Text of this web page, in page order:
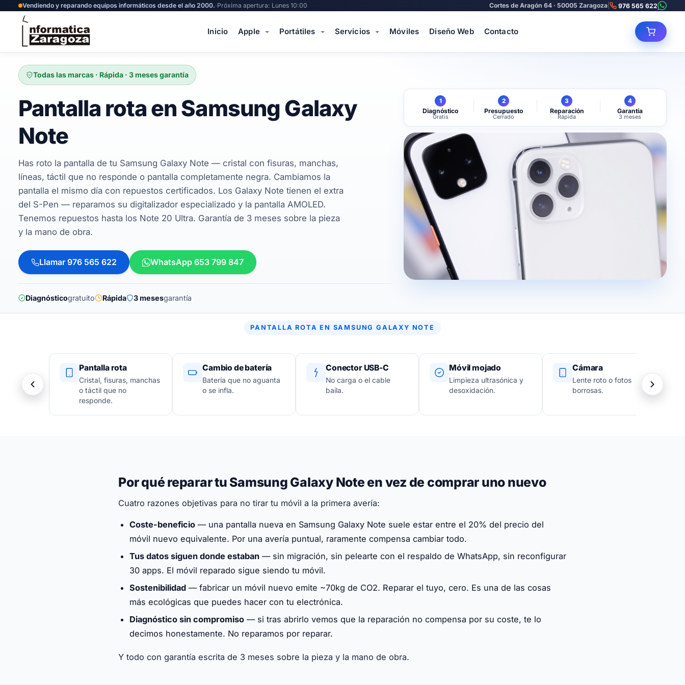
Vendiendo y reparando equipos informáticos desde el año 2000.·Próxima apertura: Lunes 10:00 Cortes de Aragón 64 · 50005 Zaragoza 976 565 622
Inicio Apple Portátiles Servicios Móviles Diseño Web Contacto
Todas las marcas · Rápida · 3 meses garantía
Pantalla rota en Samsung Galaxy
Note
Has roto la pantalla de tu Samsung Galaxy Note — cristal con fisuras, manchas,
líneas, táctil que no responde o pantalla completamente negra. Cambiamos la
pantalla el mismo día con repuestos certificados. Los Galaxy Note tienen el extra
del S-Pen — reparamos su digitalizador especializado y la pantalla AMOLED.
Tenemos repuestos hasta los Note 20 Ultra. Garantía de 3 meses sobre la pieza
y la mano de obra.
Llamar 976 565 622 WhatsApp 653 799 847
Diagnósticogratuito Rápida 3 mesesgarantía
1
Diagnóstico
Gratis
2
Presupuesto
Cerrado
3
Reparación
Rápida
4
Garantía
3 meses
PANTALLA ROTA EN SAMSUNG GALAXY NOTE
Pantalla rota
Cristal, fisuras, manchas
o táctil que no
responde.
Cambio de batería
Batería que no aguanta
o se infla.
Conector USB-C
No carga o el cable
baila.
Móvil mojado
Limpieza ultrasónica y
desoxidación.
Cámara
Lente roto o fotos
borrosas.
Por qué reparar tu Samsung Galaxy Note en vez de comprar uno nuevo
Cuatro razones objetivas para no tirar tu móvil a la primera avería:
Coste-beneficio — una pantalla nueva en Samsung Galaxy Note suele estar entre el 20% del precio del
móvil nuevo equivalente. Por una avería puntual, raramente compensa cambiar todo.
Tus datos siguen donde estaban — sin migración, sin pelearte con el respaldo de WhatsApp, sin reconfigurar
30 apps. El móvil reparado sigue siendo tu móvil.
Sostenibilidad — fabricar un móvil nuevo emite ~70kg de CO2. Reparar el tuyo, cero. Es una de las cosas
más ecológicas que puedes hacer con tu electrónica.
Diagnóstico sin compromiso — si tras abrirlo vemos que la reparación no compensa por su coste, te lo
decimos honestamente. No reparamos por reparar.
Y todo con garantía escrita de 3 meses sobre la pieza y la mano de obra.